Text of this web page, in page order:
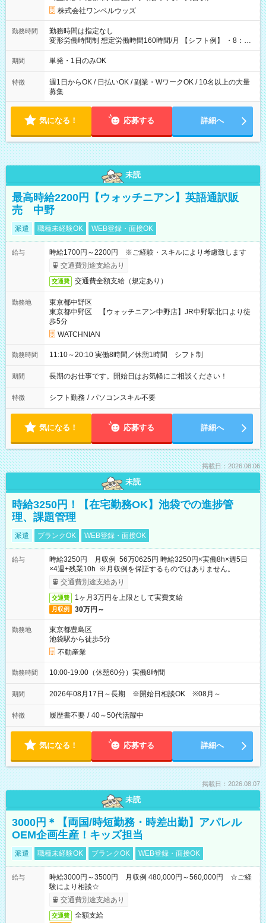
株式会社ワンベルウッズ
勤務時間
勤務時間は指定なし
変形労働時間制 想定労働時間160時間/月 【シフト例】 ・8：00
～21：00
期間 単発・1日のみOK
特徴
週1日からOK / 日払いOK / 副業・WワークOK / 10名以上の大量
募集
気になる！ 応募する 詳細へ
未読
最高時給2200円【ウォッチニアン】英語通訳販
売 中野
派遣 職種未経験OK WEB登録・面接OK
給与
時給1700円～2200円 ※ご経験・スキルにより考慮致します
交通費別途支給あり
交通費 交通費全額支給（規定あり）
勤務地
東京都中野区
東京都中野区 【ウォッチニアン中野店】JR中野駅北口より徒
歩5分
WATCHNIAN
勤務時間 11:10～20:10 実働8時間／休憩1時間 シフト制
期間 長期のお仕事です。開始日はお気軽にご相談ください！
特徴 シフト勤務 / パソコンスキル不要
気になる！ 応募する 詳細へ
掲載日：2026.08.06
未読
時給3250円！【在宅勤務OK】池袋での進捗管
理、課題管理
派遣 ブランクOK WEB登録・面接OK
給与
時給3250円 月収例 56万0625円 時給3250円×実働8h×週5日
×4週+残業10h ※月収例を保証するものではありません。
交通費別途支給あり
交通費 1ヶ月3万円を上限として実費支給
月収例 30万円～
勤務地
東京都豊島区
池袋駅から徒歩5分
不動産業
勤務時間 10:00-19:00（休憩60分）実働8時間
期間 2026年08月17日～長期 ※開始日相談OK ※08月～
特徴 履歴書不要 / 40～50代活躍中
気になる！ 応募する 詳細へ
掲載日：2026.08.07
未読
3000円＊【両国/時短勤務・時差出勤】アパレル
OEM企画生産！キッズ担当
派遣 職種未経験OK ブランクOK WEB登録・面接OK
給与
時給3000円～3500円 月収例 480,000円～560,000円 ☆ご経
験により相談☆
交通費別途支給あり
交通費 全額支給